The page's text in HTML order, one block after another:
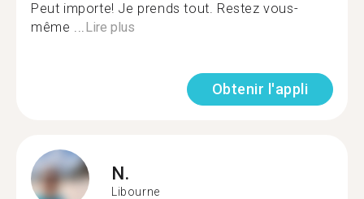
Peut importe! Je prends tout. Restez vous-
même ...Lire plus
Obtenir l'appli
N.
Libourne